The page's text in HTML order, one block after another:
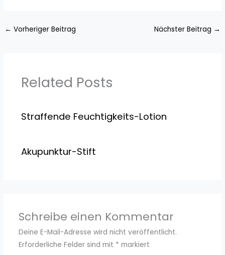
← Vorheriger Beitrag Nächster Beitrag →
Related Posts
Straffende Feuchtigkeits-Lotion
Akupunktur-Stift
Schreibe einen Kommentar
Deine E-Mail-Adresse wird nicht veröffentlicht.
Erforderliche Felder sind mit * markiert